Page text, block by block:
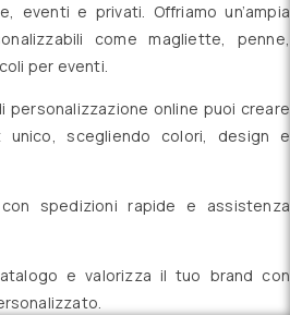
eventi e privati. Offriamo un’ampia
come magliette, penne,
per eventi.
personalizzazione online puoi creare
scegliendo colori, design e
spedizioni rapide e assistenza
e valorizza il tuo brand con